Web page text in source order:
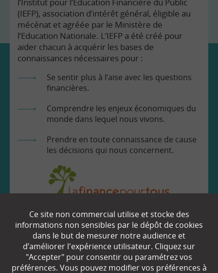
(IEFP), association d’intérêt général, éligible au
mécénat et agréée par le Ministère de
l’Education Nationale. L’IEFP a été créé pour
aider chacun à acquérir les bases de
connaissances nécessaires pour :
Se sentir plus à l’aise avec les questions
financières.
Comprendre les enjeux économiques du
monde dans lequel nous vivons.
Prendre en toute connaissance de cause
les décisions qui nous concernent.
EN SAVOIR
Qui sommes-nous ?
Ce site non commercial utilise et stocke des
informations non sensibles par le dépôt de cookies
dans le but de mesurer notre audience et
d’améliorer l'expérience utilisateur. Cliquez sur
"Accepter" pour consentir ou paramétrez vos
préférences. Vous pouvez modifier vos préférences à